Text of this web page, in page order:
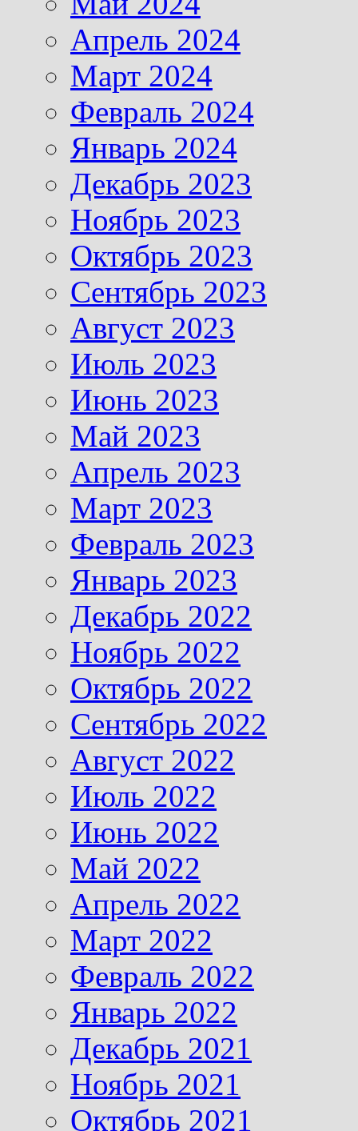
Апрель 2024
Март 2024
Февраль 2024
Январь 2024
Декабрь 2023
Ноябрь 2023
Октябрь 2023
Сентябрь 2023
Август 2023
Июль 2023
Июнь 2023
Май 2023
Апрель 2023
Март 2023
Февраль 2023
Январь 2023
Декабрь 2022
Ноябрь 2022
Октябрь 2022
Сентябрь 2022
Август 2022
Июль 2022
Июнь 2022
Май 2022
Апрель 2022
Март 2022
Февраль 2022
Январь 2022
Декабрь 2021
Ноябрь 2021
Октябрь 2021